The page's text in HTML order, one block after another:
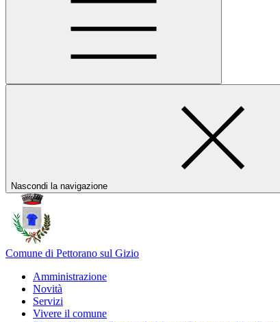
Nascondi la navigazione
Comune di Pettorano sul Gizio
Amministrazione
Novità
Servizi
Vivere il comune